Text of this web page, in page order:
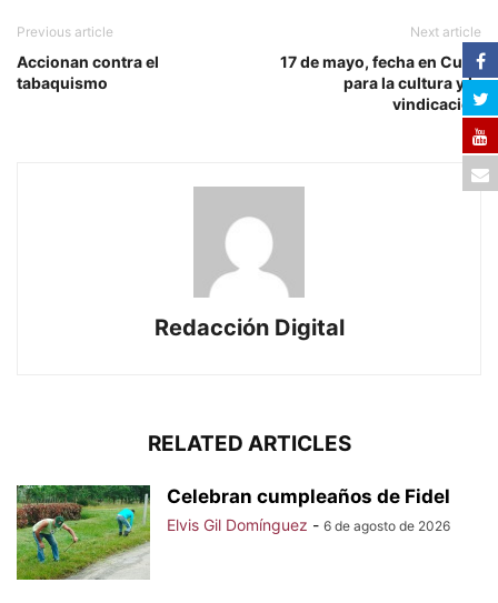
Previous article
Accionan contra el
tabaquismo
Next article
17 de mayo, fecha en Cuba
para la cultura y la
vindicación
Redacción Digital
RELATED ARTICLES
Celebran cumpleaños de Fidel
Elvis Gil Domínguez - 6 de agosto de 2026